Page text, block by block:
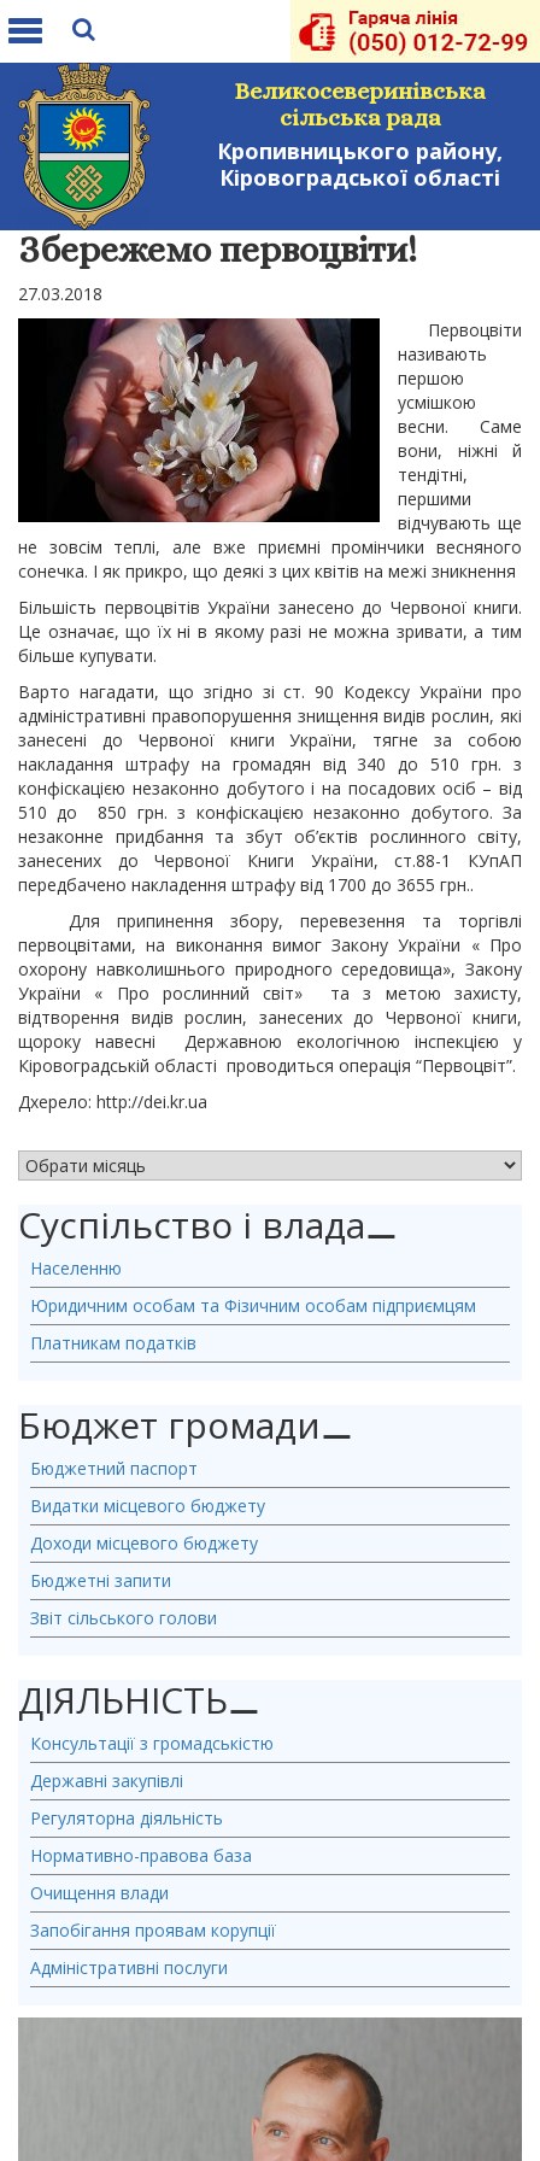
Toggle
Великосеверинівська
сільська рада
Кропивницького району,
Кіровоградської області
Збережемо первоцвіти!
27.03.2018
Первоцвіти
називають
першою
усмішкою
весни. Саме
вони, ніжні й
тендітні,
першими
відчувають ще
не зовсім теплі, але вже приємні промінчики весняного
сонечка. І як прикро, що деякі з цих квітів на межі зникнення
Більшість первоцвітів України занесено до Червоної книги.
Це означає, що їх ні в якому разі не можна зривати, а тим
більше купувати.
Варто нагадати, що згідно зі ст. 90 Кодексу України про
адміністративні правопорушення знищення видів рослин, які
занесені до Червоної книги України, тягне за собою
накладання штрафу на громадян від 340 до 510 грн. з
конфіскацією незаконно добутого і на посадових осіб – від
510 до 850 грн. з конфіскацією незаконно добутого. За
незаконне придбання та збут об’єктів рослинного світу,
занесених до Червоної Книги України, ст.88-1 КУпАП
передбачено накладення штрафу від 1700 до 3655 грн..
Для припинення збору, перевезення та торгівлі
первоцвітами, на виконання вимог Закону України « Про
охорону навколишнього природного середовища», Закону
України « Про рослинний світ» та з метою захисту,
відтворення видів рослин, занесених до Червоної книги,
щороку навесні Державною екологічною інспекцією у
Кіровоградській області проводиться операція “Первоцвіт”.
Дхерело: http://dei.kr.ua
Суспільство і влада⚊
Населенню
Юридичним особам та Фізичним особам підприємцям
Платникам податків
Бюджет громади⚊
Бюджетний паспорт
Видатки місцевого бюджету
Доходи місцевого бюджету
Бюджетні запити
Звіт сільського голови
ДІЯЛЬНІСТЬ⚊
Консультації з громадськістю
Державні закупівлі
Регуляторна діяльність
Нормативно-правова база
Очищення влади
Запобігання проявам корупції
Адміністративні послуги